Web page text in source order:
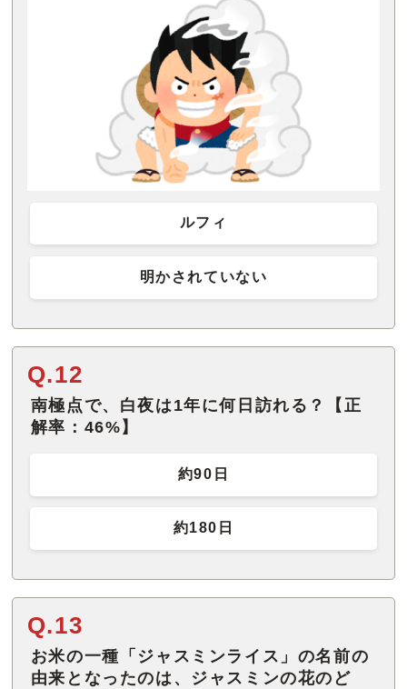
ルフィ
明かされていない
Q.12
南極点で、白夜は1年に何日訪れる？【正
解率：46%】
約90日
約180日
Q.13
お米の一種「ジャスミンライス」の名前の
由来となったのは、ジャスミンの花のど